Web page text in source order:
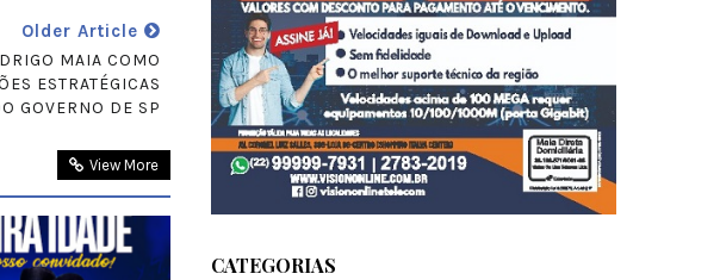
Older Article
MAIA COMO
ESTRATÉGICAS
GOVERNO DE SP
View More
CATEGORIAS